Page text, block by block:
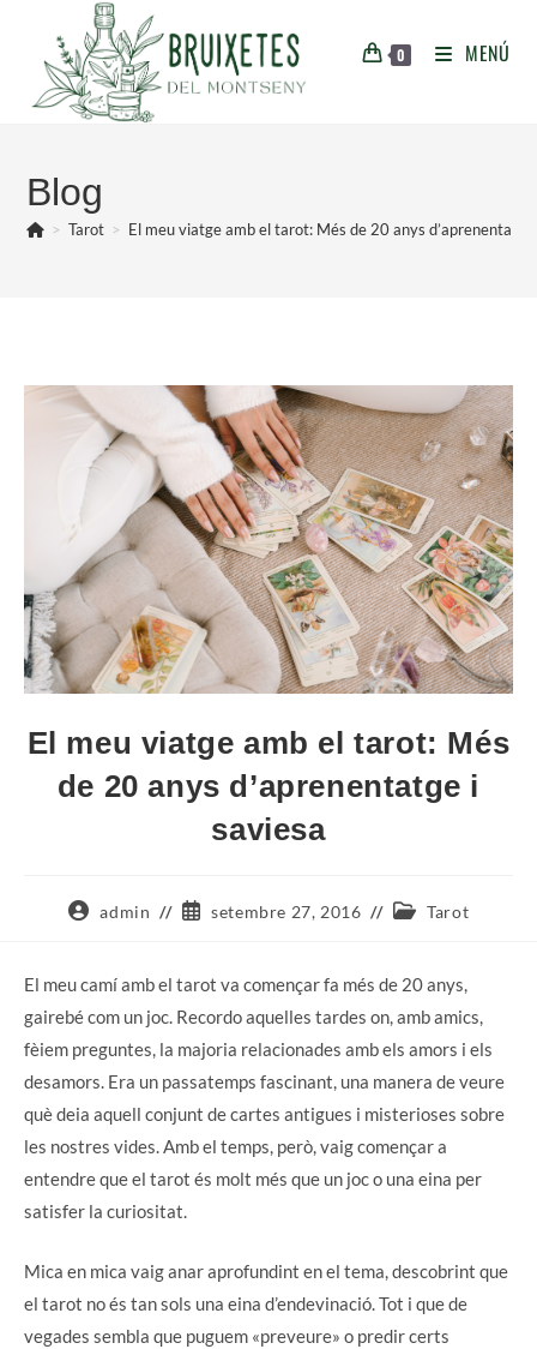
contingut
0 MENÚ
Blog
> Tarot > El meu viatge amb el tarot: Més de 20 anys
El meu viatge amb el tarot: Més
de 20 anys d’aprenentatge i
saviesa
Autoradmin
Entradasetembre 27, 2016
Categoria
Tarot
El meu camí amb el tarot va començar fa més de 20 anys,
gairebé com un joc. Recordo aquelles tardes on, amb amics,
fèiem preguntes, la majoria relacionades amb els amors i els
desamors. Era un passatemps fascinant, una manera de veure
què deia aquell conjunt de cartes antigues i misterioses sobre
les nostres vides. Amb el temps, però, vaig començar a
entendre que el tarot és molt més que un joc o una eina per
satisfer la curiositat.
Mica en mica vaig anar aprofundint en el tema, descobrint que
el tarot no és tan sols una eina d’endevinació. Tot i que de
vegades sembla que puguem «preveure» o predir certs